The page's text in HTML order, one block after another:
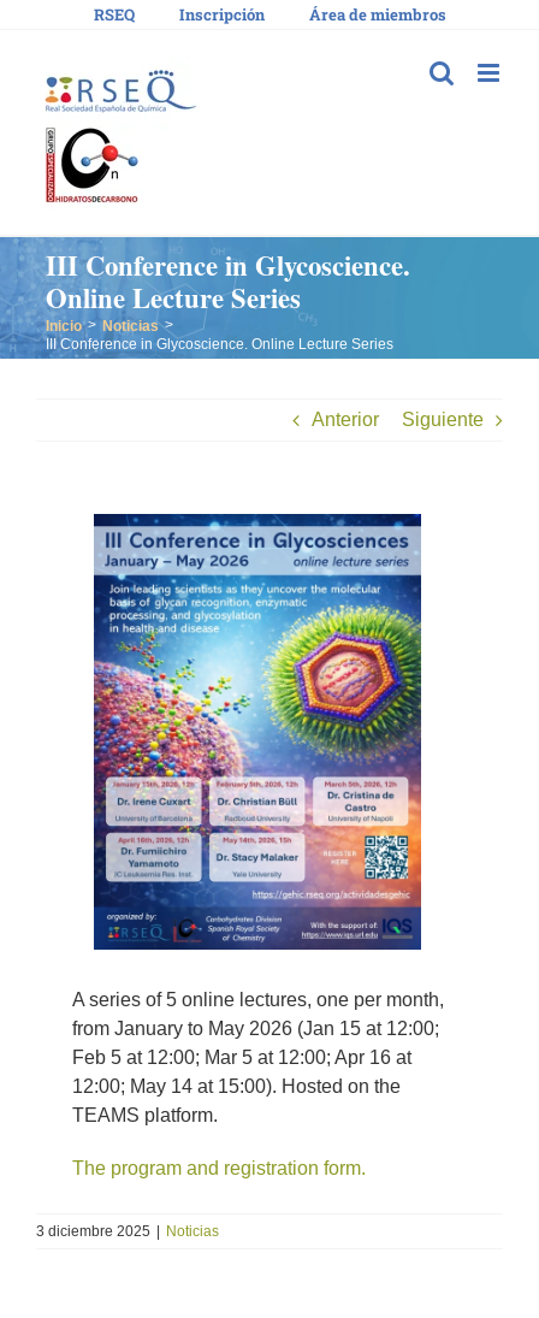
RSEQ Inscripción Área de miembros
III Conference in Glycoscience.
Online Lecture Series
Inicio
Noticias
III Conference in Glycoscience. Online Lecture Series
Anterior Siguiente
Ver
imagen
más
grande
A series of 5 online lectures, one per month,
from January to May 2026 (Jan 15 at 12:00;
Feb 5 at 12:00; Mar 5 at 12:00; Apr 16 at
12:00; May 14 at 15:00). Hosted on the
TEAMS platform.
The program and registration form.
3 diciembre 2025 Noticias